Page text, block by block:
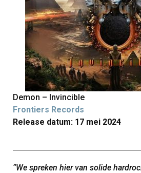
Demon – Invincible
Frontiers Records
Release datum: 17 mei 2024
“We spreken hier van solide